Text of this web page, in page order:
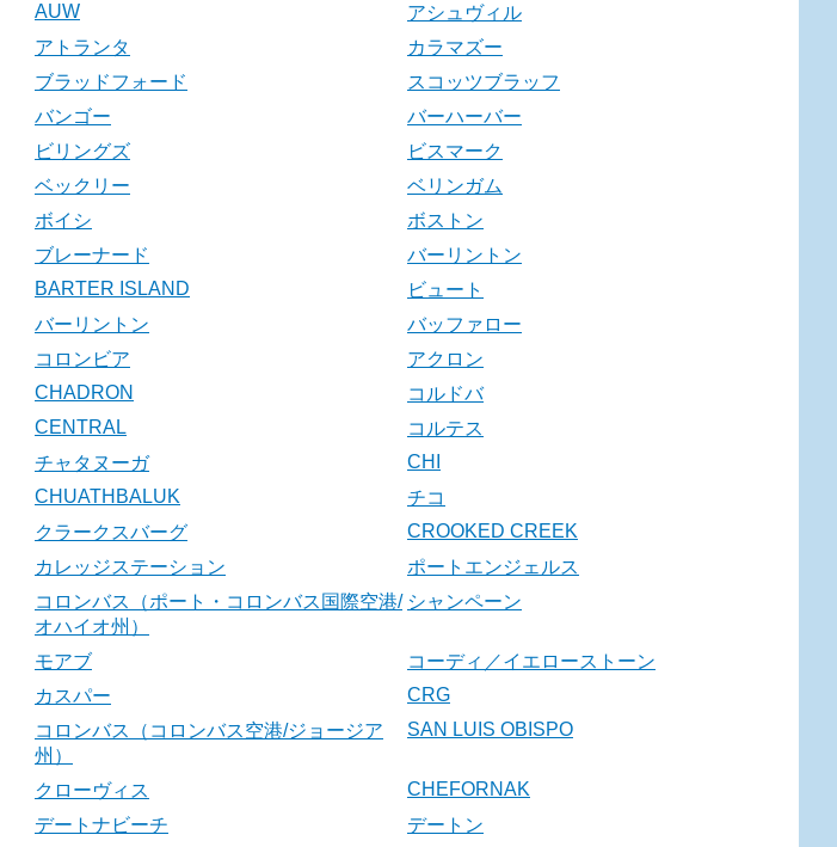
AUW
アシュヴィル
アトランタ
カラマズー
ブラッドフォード
スコッツブラッフ
バンゴー
バーハーバー
ビリングズ
ビスマーク
ベックリー
ベリンガム
ボイシ
ボストン
ブレーナード
バーリントン
BARTER ISLAND
ビュート
バーリントン
バッファロー
コロンビア
アクロン
CHADRON
コルドバ
CENTRAL
コルテス
チャタヌーガ
CHI
CHUATHBALUK
チコ
クラークスバーグ
CROOKED CREEK
カレッジステーション
ポートエンジェルス
コロンバス（ポート・コロンバス国際空港/
オハイオ州）
シャンペーン
モアブ
コーディ／イエローストーン
カスパー
CRG
コロンバス（コロンバス空港/ジョージア
州）
SAN LUIS OBISPO
クローヴィス
CHEFORNAK
デートナビーチ
デートン